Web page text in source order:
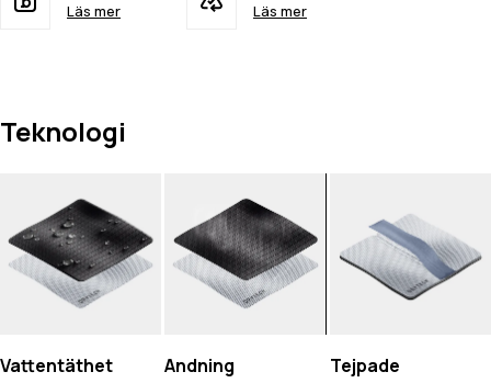
Läs mer
Läs mer
Teknologi
Vattentäthet Andning
Tejpade